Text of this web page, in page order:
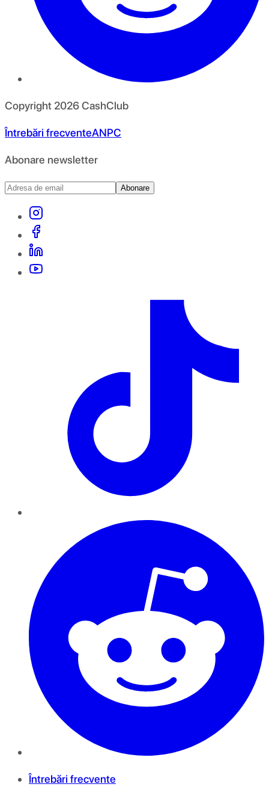
Copyright 2026CashClub
Întrebări frecventeANPC
Abonare newsletter
Abonare
Întrebări frecvente